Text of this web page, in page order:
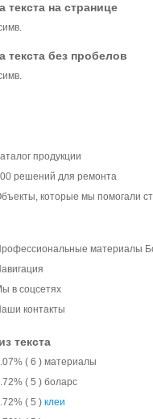
текста на странице
текста без пробелов
продукции
решений для ремонта
которые мы помогали
материалы
в соцсетях
контакты
текста
( 6 ) материалы
( 5 ) боларс
( 5 ) клеи